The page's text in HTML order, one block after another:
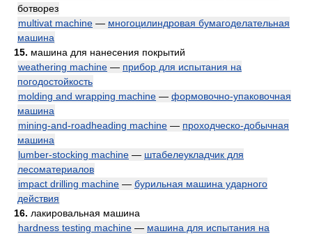
ботворез
multivat machine — многоцилиндровая бумагоделательная
машина
15. машина для нанесения покрытий
weathering machine — прибор для испытания на
погодостойкость
molding and wrapping machine — формовочно-упаковочная
машина
mining-and-roadheading machine — проходческо-добычная
машина
lumber-stocking machine — штабелеукладчик для
лесоматериалов
impact drilling machine — бурильная машина ударного
действия
16. лакировальная машина
hardness testing machine — машина для испытания на